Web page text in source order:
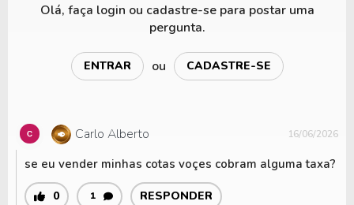
Olá, faça login ou cadastre-se para postar uma
pergunta.
ENTRAR ou CADASTRE-SE
Carlo Alberto 16/06/2026
se eu vender minhas cotas voçes cobram alguma taxa?
0 1 RESPONDER